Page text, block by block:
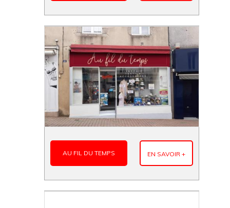
AU FIL DU TEMPS EN SAVOIR +